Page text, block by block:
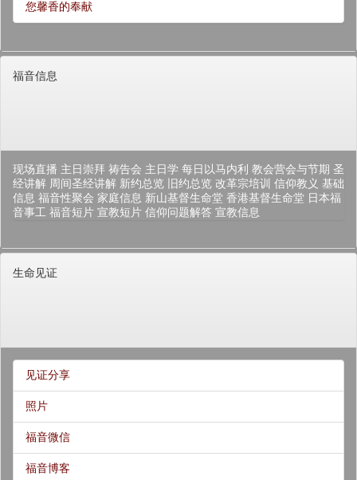
您馨香的奉献
福音信息
现场直播 主日崇拜 祷告会 主日学 每日以马内利 教会营会与节期 圣
经讲解 周间圣经讲解 新约总览 旧约总览 改革宗培训 信仰教义 基础
信息 福音性聚会 家庭信息 新山基督生命堂 香港基督生命堂 日本福
音事工 福音短片 宣教短片 信仰问题解答 宣教信息
生命见证
见证分享
照片
福音微信
福音博客